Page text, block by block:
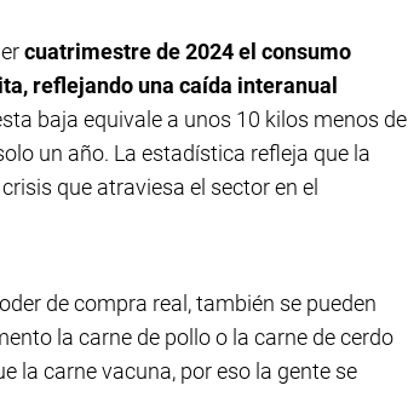
cuatrimestre de 2024 el consumo
reflejando una caída interanual
baja equivale a unos 10 kilos menos de
un año. La estadística refleja que la
que atraviesa el sector en el
de compra real, también se pueden
la carne de pollo o la carne de cerdo
la carne vacuna, por eso la gente se